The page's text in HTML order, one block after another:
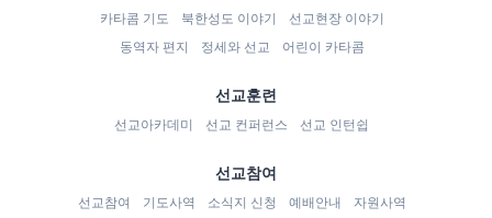
카타콤 기도
북한성도 이야기
선교현장 이야기
동역자 편지
정세와 선교 어린이 카타콤
선교훈련
선교아카데미 선교 컨퍼런스 선교 인턴쉽
선교참여
선교참여 기도사역 소식지 신청 예배안내
자원사역